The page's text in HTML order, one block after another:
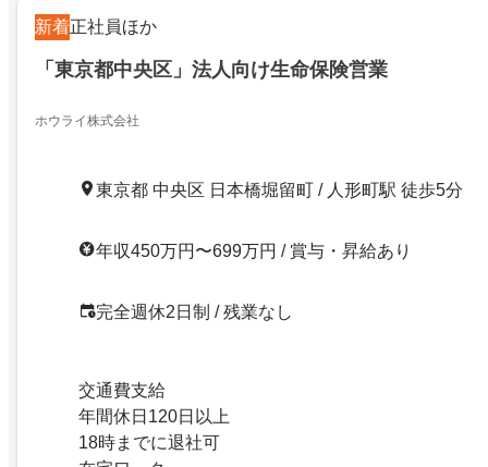
新着正社員ほか
「東京都中央区」法人向け生命保険営業
ホウライ株式会社
東京都 中央区 日本橋堀留町 / 人形町駅 徒歩5分
年収450万円〜699万円 / 賞与・昇給あり
完全週休2日制 / 残業なし
交通費支給
年間休日120日以上
18時までに退社可